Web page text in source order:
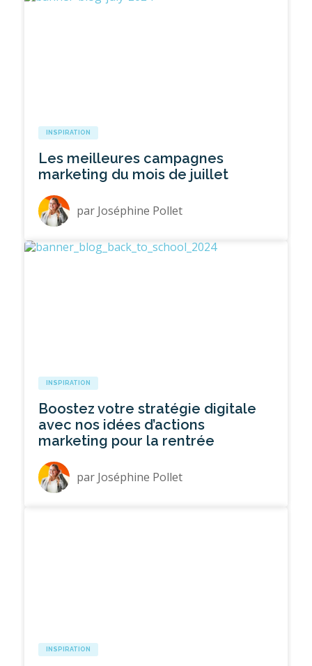
INSPIRATION
Les meilleures campagnes
marketing du mois de juillet
par Joséphine Pollet
INSPIRATION
Boostez votre stratégie digitale
avec nos idées d’actions
marketing pour la rentrée
par Joséphine Pollet
INSPIRATION